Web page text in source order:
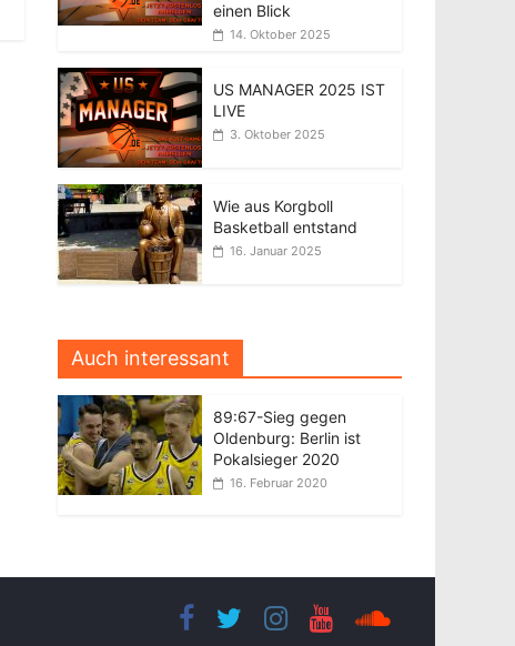
einen Blick
14. Oktober 2025
US MANAGER 2025 IST
LIVE
3. Oktober 2025
Wie aus Korgboll
Basketball entstand
16. Januar 2025
Auch interessant
89:67-Sieg gegen
Oldenburg: Berlin ist
Pokalsieger 2020
16. Februar 2020